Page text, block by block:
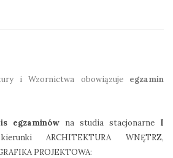
i Wzornictwa obowiązuje egzamin
egzaminów na studia stacjonarne I
ARCHITEKTURA WNĘTRZ,
PROJEKTOWA: